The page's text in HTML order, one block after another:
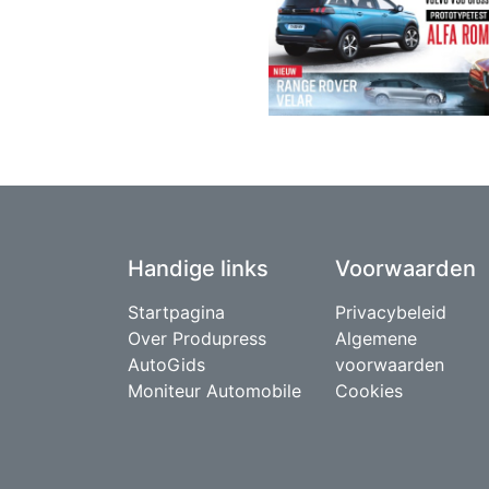
Handige links
Startpagina
Over Produpress
AutoGids
Moniteur Automobile
Voorwaarden
Privacybeleid
Algemene
voorwaarden
Cookies